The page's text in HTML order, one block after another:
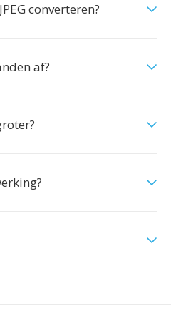
converteren?
af?